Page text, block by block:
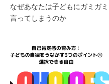
なぜあなたは子どもにガミガミ
言ってしまうのか